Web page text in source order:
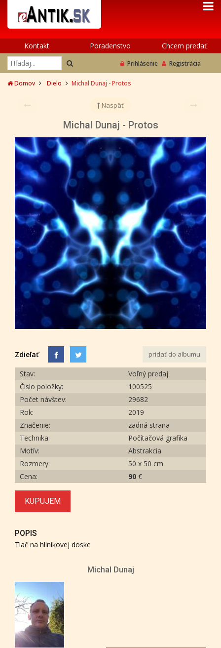
Kontakt Poradenstvo Chcem predať
Prihlásenie Registrácia
Domov Dielo Michal Dunaj - Protos
Naspäť
Michal Dunaj - Protos
Zdieľať pridať do albumu
Stav:
Voľný predaj
Číslo položky:
100525
Počet návštev:
29682
Rok:
2019
Značenie:
zadná strana
Technika:
Počítačová grafika
Motív:
Abstrakcia
Rozmery:
50 x 50 cm
Cena:
90 €
KUPUJEM
POPIS
Tlač na hliníkovej doske
Michal Dunaj